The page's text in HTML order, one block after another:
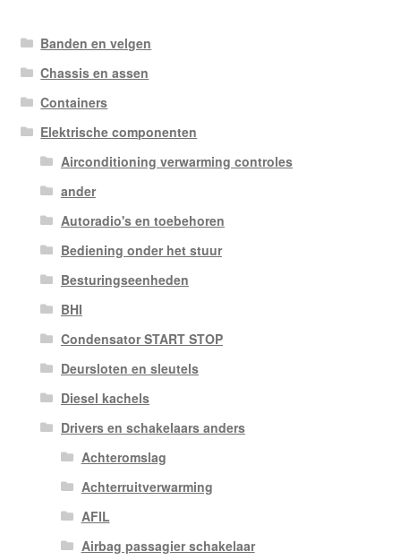
Banden en velgen
Chassis en assen
Containers
Elektrische componenten
Airconditioning verwarming controles
ander
Autoradio's en toebehoren
Bediening onder het stuur
Besturingseenheden
BHI
Condensator START STOP
Deursloten en sleutels
Diesel kachels
Drivers en schakelaars anders
Achteromslag
Achterruitverwarming
AFIL
Airbag passagier schakelaar